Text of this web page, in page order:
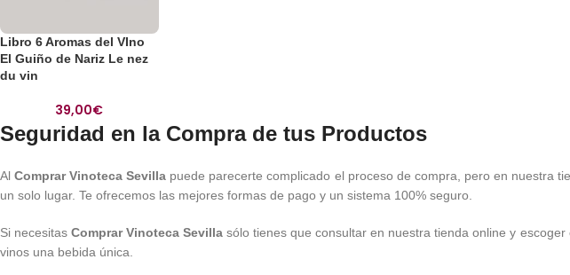
Libro 6 Aromas del VIno
El Guiño de Nariz Le nez
du vin
39,00€
Seguridad en la Compra de tus Productos
AlComprar Vinoteca Sevilla puede parecerte complicado el proceso de compra, pero en nuestra
un solo lugar. Te ofrecemos las mejores formas de pago y un sistema 100% seguro.
Si necesitasComprar Vinoteca Sevilla sólo tienes que consultar en nuestra tienda online y
vinos una bebida única.